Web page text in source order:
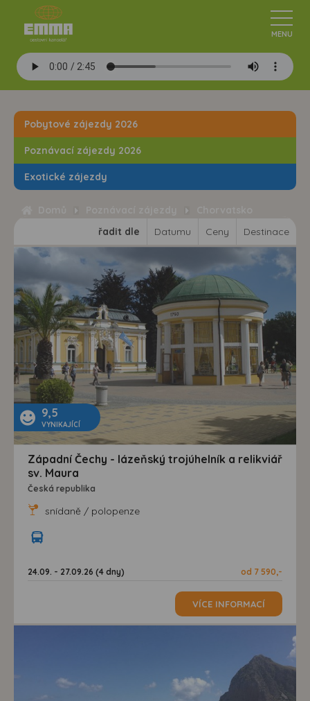
Pobytové zájezdy 2026
Poznávací zájezdy 2026
Exotické zájezdy
řadit dle
Datumu Ceny Destinace
9,5
VYNIKAJÍCÍ
Západní Čechy - lázeňský trojúhelník a relikviář
sv. Maura
Česká republika
snídaně / polopenze
24.09. - 27.09.26 (4 dny) od 7 590,-
VÍCE INFORMACÍ